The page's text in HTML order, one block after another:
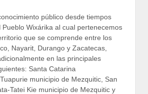
público desde tiempos
Pueblo Wixárika al cual pertenecemos
que se comprende entre los
Nayarit, Durango y Zacatecas,
en las principales
Santa Catarina
municipio de Mezquitic, San
Tatei Kie municipio de Mezquitic y